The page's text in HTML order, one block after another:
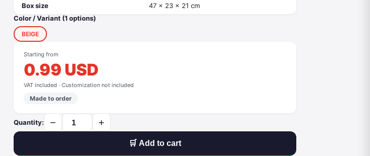
Box size
47 x 23 x 21 cm
Color / Variant (1 options)
BEIGE
Starting from
0.99 USD
VAT included · Customization not included
Made to order
Quantity: − +
🛒 Add to cart